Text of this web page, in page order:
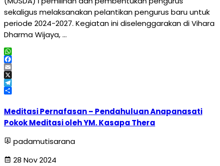
sekaligus melaksanakan pelantikan pengurus baru untuk
periode 2024-2027. Kegiatan ini diselenggarakan di Vihara
Dharma Wijaya, …
WhatsApp
Facebook
Email
X
Telegram
Meditasi Pernafasan – Pendahuluan Anapanasati
Pokok Meditasi oleh YM. Kasapa Thera
padamutisarana
28 Nov 2024